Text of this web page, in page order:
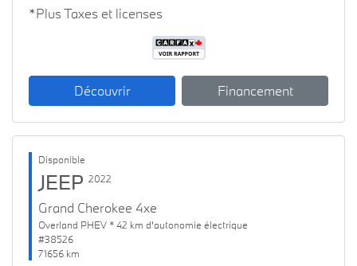
*Plus Taxes et licenses
Découvrir Financement
Disponible
JEEP 2022
Grand Cherokee 4xe
Overland PHEV * 42 km d'autonomie électrique
#38526
71656 km